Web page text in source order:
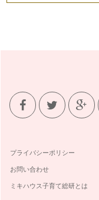
プライバシーポリシー
お問い合わせ
ミキハウス子育て総研とは